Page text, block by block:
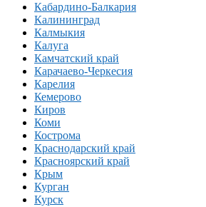
Кабардино-Балкария
Калининград
Калмыкия
Калуга
Камчатский край
Карачаево-Черкесия
Карелия
Кемерово
Киров
Коми
Кострома
Краснодарский край
Красноярский край
Крым
Курган
Курск